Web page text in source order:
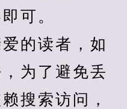
可。
的读者，如
为了避免丢
搜索访问，